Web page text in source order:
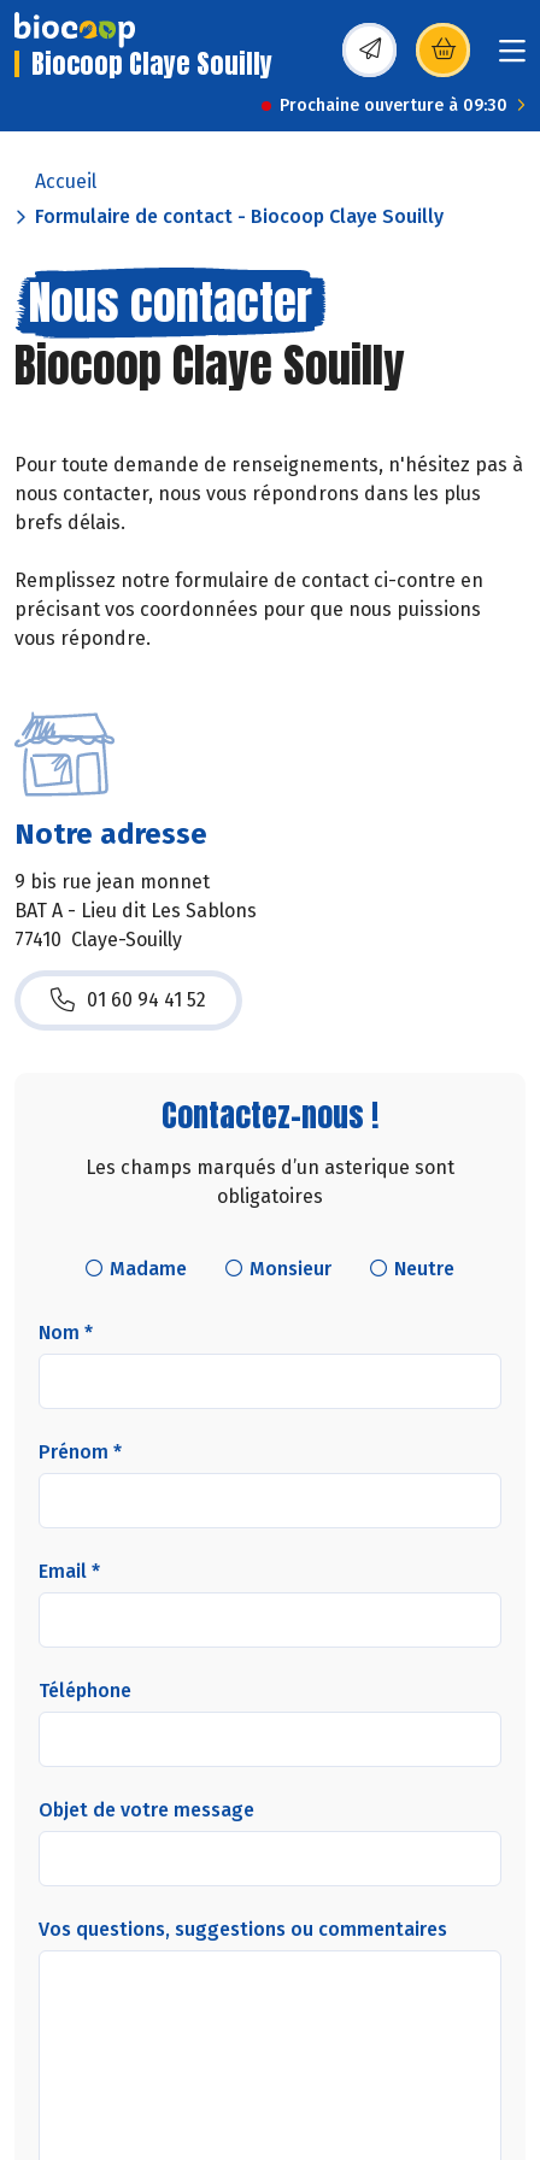
Biocoop Claye Souilly (s’ouvre dans une
Prochaine ouverture à 09:30
Accueil
Formulaire de contact - Biocoop Claye Souilly
Nous contacter
Biocoop Claye Souilly
Pour toute demande de renseignements, n'hésitez pas à
nous contacter, nous vous répondrons dans les plus
brefs délais.
Remplissez notre formulaire de contact ci-contre en
précisant vos coordonnées pour que nous puissions
vous répondre.
Notre adresse
9 bis rue jean monnet
BAT A - Lieu dit Les Sablons
77410 Claye-Souilly
01 60 94 41 52
Contactez-nous !
Les champs marqués d’un asterique sont
obligatoires
Madame Monsieur Neutre
Nom *
Prénom *
Email *
Téléphone
Objet de votre message
Vos questions, suggestions ou commentaires